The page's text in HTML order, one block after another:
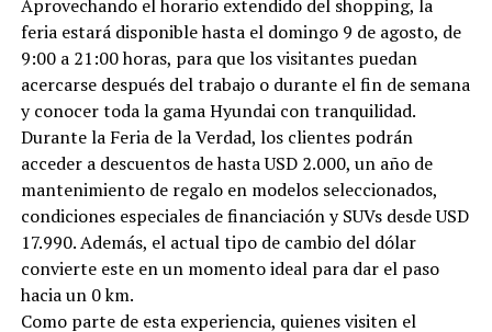
Aprovechando el horario extendido del shopping, la
feria estará disponible hasta el domingo 9 de agosto, de
9:00 a 21:00 horas, para que los visitantes puedan
acercarse después del trabajo o durante el fin de semana
y conocer toda la gama Hyundai con tranquilidad.
Durante la Feria de la Verdad, los clientes podrán
acceder a descuentos de hasta USD 2.000, un año de
mantenimiento de regalo en modelos seleccionados,
condiciones especiales de financiación y SUVs desde USD
17.990. Además, el actual tipo de cambio del dólar
convierte este en un momento ideal para dar el paso
hacia un 0 km.
Como parte de esta experiencia, quienes visiten el